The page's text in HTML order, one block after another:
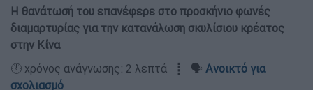
Η θανάτωσή του επανέφερε στο προσκήνιο φωνές
διαμαρτυρίας για την κατανάλωση σκυλίσιου κρέατος
στην Κίνα
🕛 χρόνος ανάγνωσης: 2 λεπτά ┋ 🗣️ Ανοικτό για
σχολιασμό